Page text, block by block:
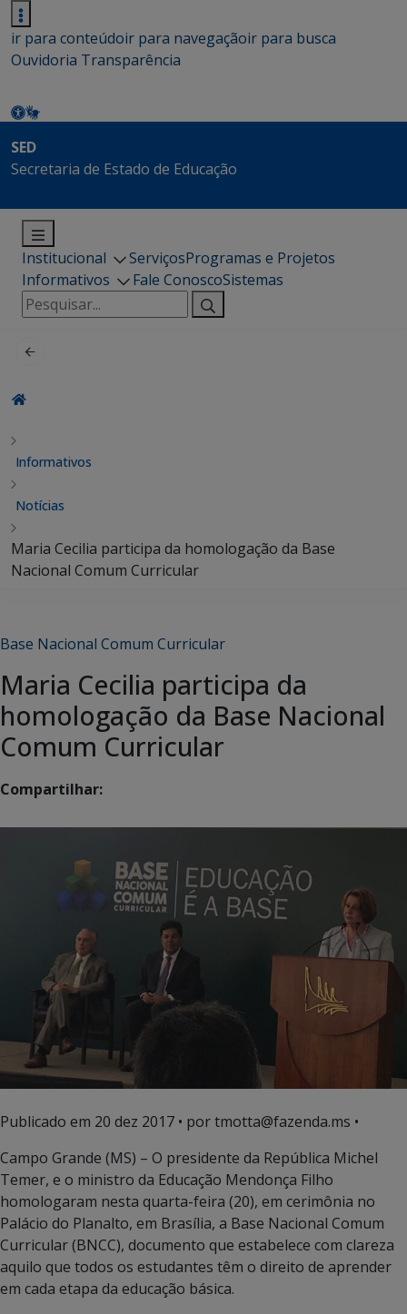
ir para conteúdoir para navegaçãoir para busca
Ouvidoria Transparência
SED
Secretaria de Estado de Educação
Institucional ServiçosProgramas e Projetos
Informativos
Fale ConoscoSistemas
Pesquisar
por:
Informativos
Notícias
Maria Cecilia participa da homologação da Base
Nacional Comum Curricular
Base Nacional Comum Curricular
Maria Cecilia participa da
homologação da Base Nacional
Comum Curricular
Compartilhar:
Publicado em 20 dez 2017 • por tmotta@fazenda.ms •
Campo Grande (MS) – O presidente da República Michel
Temer, e o ministro da Educação Mendonça Filho
homologaram nesta quarta-feira (20), em cerimônia no
Palácio do Planalto, em Brasília, a Base Nacional Comum
Curricular (BNCC), documento que estabelece com clareza
aquilo que todos os estudantes têm o direito de aprender
em cada etapa da educação básica.